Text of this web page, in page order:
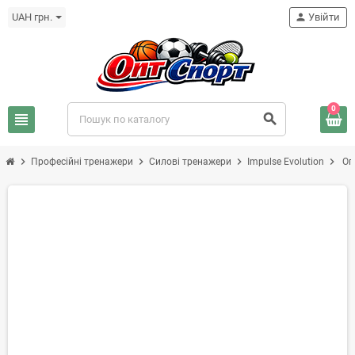
UAH грн.
view_headline search
person Увійти
0
chevron_right Професійні тренажери chevron_right Силові тренажери chevron_right Impulse Evolution chevron_right